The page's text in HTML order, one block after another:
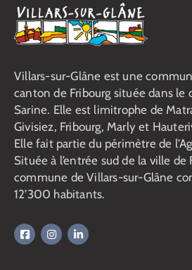
Villars-sur-Glâne est une
canton de Fribourg située dans le
Sarine. Elle est limitrophe de
Givisiez, Fribourg, Marly et
Elle fait partie du périmètre de
Située à l’entrée sud de la ville de
commune de Villars-sur-Glâne
12’300 habitants.